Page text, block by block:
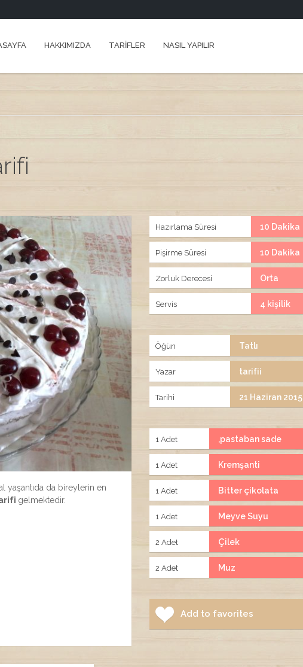
HAKKIMIZDA TARİFLER NASIL YAPILIR
Hazırlama Süresi 10 Dakika
Pişirme Süresi 10 Dakika
Zorluk Derecesi Orta
Servis 4 kişilik
Öğün Tatlı
Yazar tarifii
Tarihi 21 Haziran 2015
1 Adet ,pastaban sade
1 Adet Kremşanti
1 Adet Bitter çikolata
1 Adet Meyve Suyu
2 Adet Çilek
2 Adet Muz
Add to favorites
yaşantıda da bireylerin en
gelmektedir.